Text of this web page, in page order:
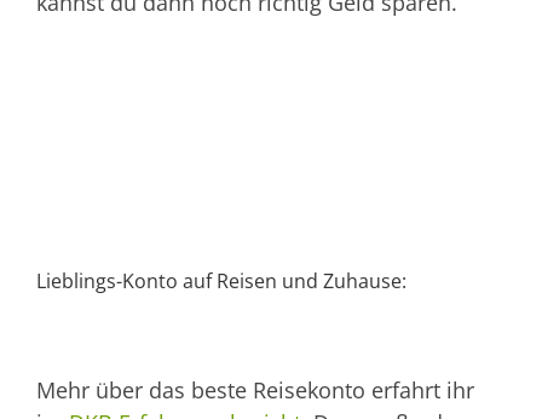
Lieblings-Konto auf Reisen und Zuhause:
Mehr über das beste Reisekonto erfahrt ihr